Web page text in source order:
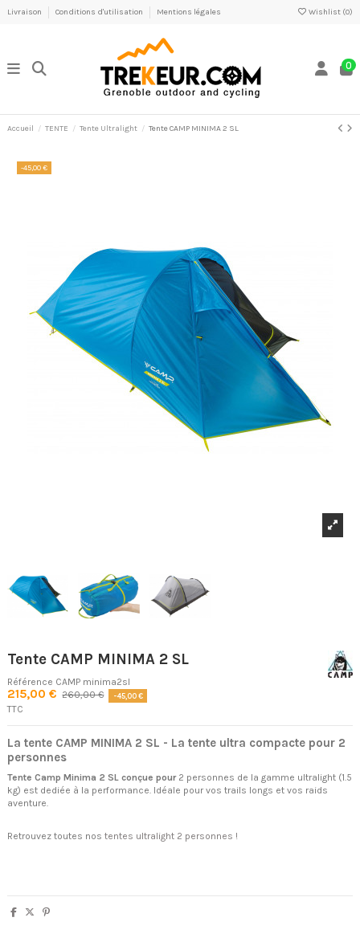
Livraison Conditions d'utilisation Mentions légales Wishlist (0)
0
Accueil TENTE Tente Ultralight Tente CAMP MINIMA 2 SL
-45,00 €
Tente CAMP MINIMA 2 SL
Référence CAMP minima2sl
215,00 € 260,00 € -45,00 €
TTC
La tente CAMP MINIMA 2 SL - La tente ultra compacte pour 2
personnes
Tente Camp Minima 2 SL conçue pour2 personnes de la gamme ultralight (1.5
kg) est dediée à la performance. Idéale pour vos trails longs et vos raids
aventure.
Retrouvez toutes nos tentes ultralight 2 personnes !